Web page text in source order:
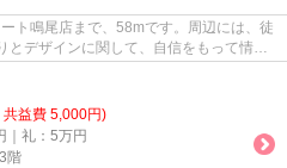
ト鳴尾店まで、58mです。周辺には、徒
とデザインに関して、自信をもって情報
共益費 5,000円)
｜礼：5万円
階